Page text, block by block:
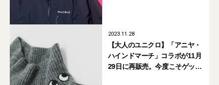
2023.11.28
【大人のユニクロ】「アニヤ・
ハインドマーチ」コラボが11月
29日に再販売。今度こそゲット